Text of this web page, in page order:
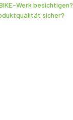
Werk besichtigen?
sicher?